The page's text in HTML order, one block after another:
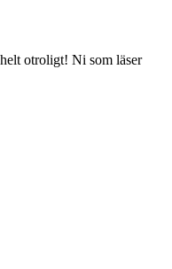
otroligt! Ni som läser